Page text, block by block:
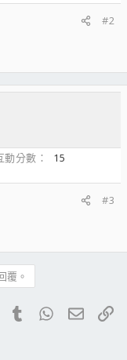
#2
動分數
15
#3
覆。
PinterestTumblrWhatsApp
電子